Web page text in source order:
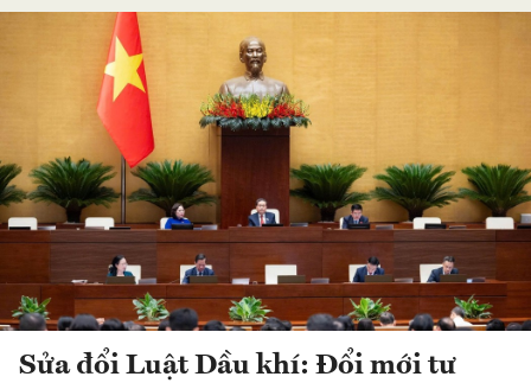
Sửa đổi Luật Dầu khí: Đổi mới tư